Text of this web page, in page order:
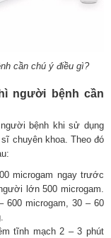
cần chú ý điều gì?
người bệnh cần
bệnh khi sử dụng
chuyên khoa. Theo đó
microgam ngay trước
lớn 500 microgam.
600 microgam, 30 – 60
tĩnh mạch 2 – 3 phút